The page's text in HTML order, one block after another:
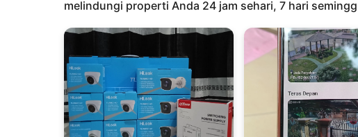
melindungi properti Anda 24 jam sehari, 7 hari